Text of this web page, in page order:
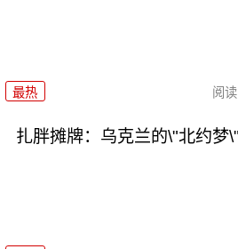
最热 阅读
扎胖摊牌：乌克兰的\"北约梦